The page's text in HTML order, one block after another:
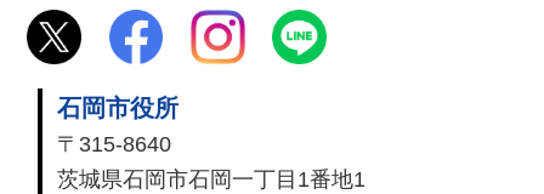
石岡市役所
〒315-8640
茨城県石岡市石岡一丁目1番地1